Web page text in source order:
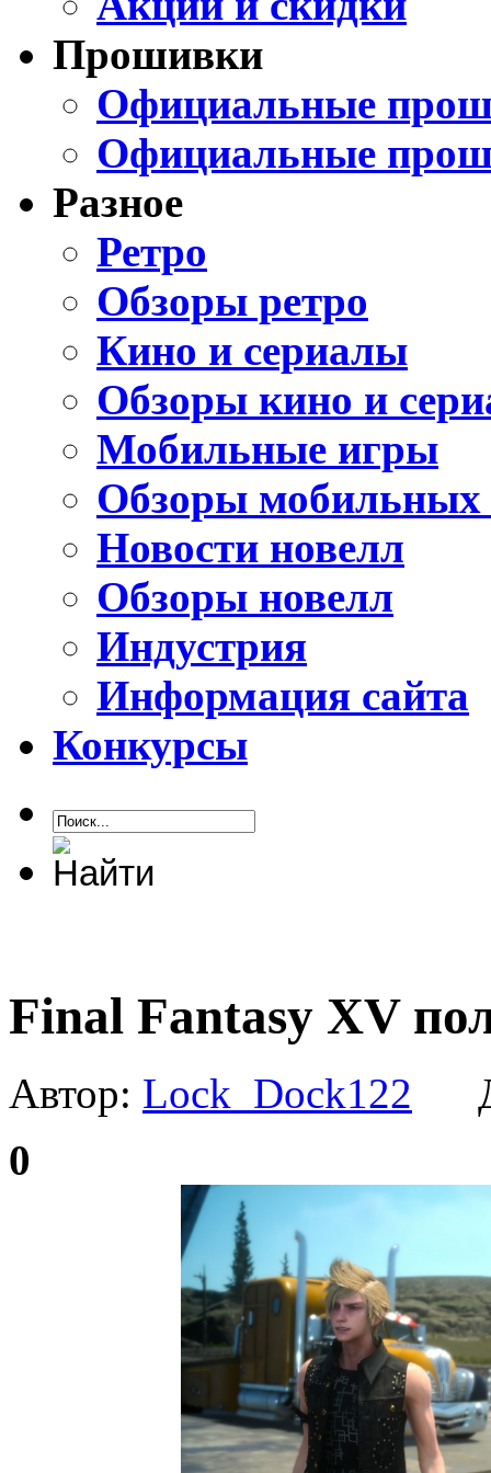
Прошивки
Официальные
Официальные
Разное
Ретро
Обзоры ретро
Кино и сериалы
Обзоры кино и
Мобильные игры
Обзоры мобильных
Новости новелл
Обзоры новелл
Индустрия
Информация сайта
Конкурсы
Final Fantasy XV
Автор: Lock_Dock122
0